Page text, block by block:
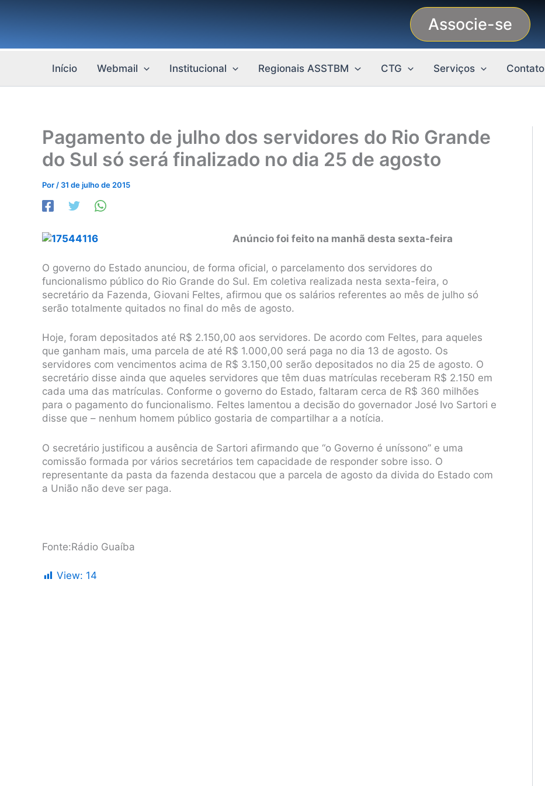
conteúdo
Associe-se
Início Webmail Institucional Regionais ASSTBM CTG Serviços Contato
Pagamento de julho dos servidores do Rio Grande
do Sul só será finalizado no dia 25 de agosto
Por / 31 de julho de 2015
Anúncio foi feito na manhã desta sexta-feira
O governo do Estado anunciou, de forma oficial, o parcelamento dos servidores do
funcionalismo público do Rio Grande do Sul. Em coletiva realizada nesta sexta-feira, o
secretário da Fazenda, Giovani Feltes, afirmou que os salários referentes ao mês de julho só
serão totalmente quitados no final do mês de agosto.
Hoje, foram depositados até R$ 2.150,00 aos servidores. De acordo com Feltes, para aqueles
que ganham mais, uma parcela de até R$ 1.000,00 será paga no dia 13 de agosto. Os
servidores com vencimentos acima de R$ 3.150,00 serão depositados no dia 25 de agosto. O
secretário disse ainda que aqueles servidores que têm duas matrículas receberam R$ 2.150 em
cada uma das matrículas. Conforme o governo do Estado, faltaram cerca de R$ 360 milhões
para o pagamento do funcionalismo. Feltes lamentou a decisão do governador José Ivo Sartori e
disse que – nenhum homem público gostaria de compartilhar a a notícia.
O secretário justificou a ausência de Sartori afirmando que “o Governo é uníssono” e uma
comissão formada por vários secretários tem capacidade de responder sobre isso. O
representante da pasta da fazenda destacou que a parcela de agosto da divida do Estado com
a União não deve ser paga.
Fonte:Rádio Guaíba
View: 14